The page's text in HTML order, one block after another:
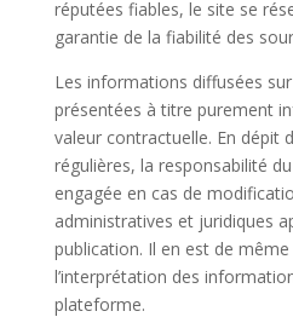
réputées fiables, le site se
garantie de la fiabilité des
Les informations diffusées
présentées à titre purement
valeur contractuelle. En dépit
régulières, la responsabilité
engagée en cas de
administratives et juridiques
publication. Il en est de
l’interprétation des
plateforme.